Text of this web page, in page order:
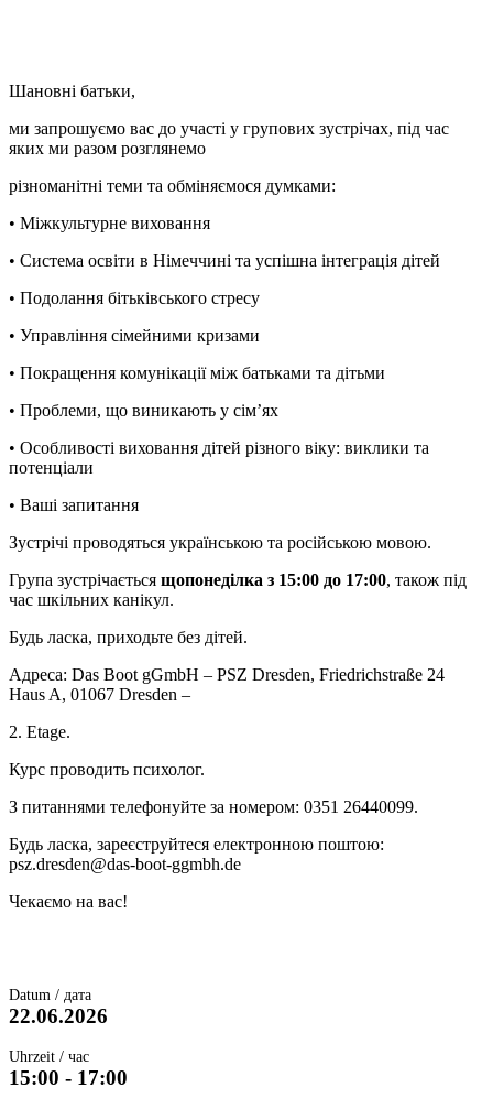
Datum / дата
22.06.2026
Uhrzeit / час
15:00 - 17:00
Шановні батьки,
ми запрошуємо вас до участі у групових зустрічах, під час
яких ми разом розглянемо
різноманітні теми та обміняємося думками:
• Міжкультурне виховання
• Система освіти в Німеччині та успішна інтеграція дітей
• Подолання бітьківського стресу
• Управління сімейними кризами
• Покращення комунікації між батьками та дітьми
• Проблеми, що виникають у сім’ях
• Особливості виховання дітей різного віку: виклики та
потенцiали
• Ваші запитання
Зустрічі проводяться українською та російською мовою.
Група зустрічається щопонеділка з 15:00 до 17:00, також під
час шкільних канікул.
Будь ласка, приходьте без дітей.
Адреса: Das Boot gGmbH – PSZ Dresden, Friedrichstraße 24
Haus A, 01067 Dresden –
2. Etage.
Курс проводить психолог.
З питаннями телефонуйте за номером: 0351 26440099.
Будь ласка, зареєструйтеся електронною поштою:
psz.dresden@das-boot-ggmbh.de
Чекаємо на вас!